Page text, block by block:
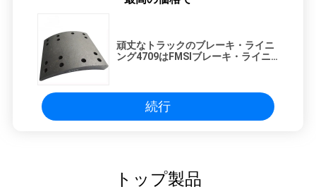
頑丈なトラックのブレーキ・ライニ
ング4709はFMSIブレーキ・ライニ
続行
トップ製品